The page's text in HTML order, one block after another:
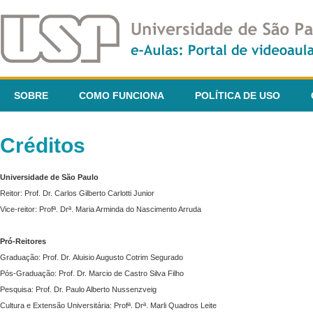
SOBRE COMO FUNCIONA POLÍTICA DE USO
Créditos
Universidade de São Paulo
Reitor: Prof. Dr. Carlos Gilberto Carlotti Junior
Vice-reitor: Profª. Drª. Maria Arminda do Nascimento Arruda
Pró-Reitores
Graduação: Prof. Dr. Aluisio Augusto Cotrim Segurado
Pós-Graduação: Prof. Dr. Marcio de Castro Silva Filho
Pesquisa: Prof. Dr. Paulo Alberto Nussenzveig
Cultura e Extensão Universitária: Profª. Drª. Marli Quadros Leite